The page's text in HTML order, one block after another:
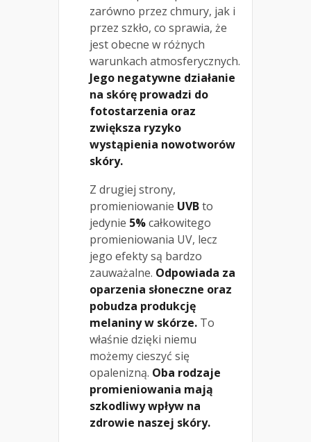
zarówno przez chmury, jak i
przez szkło, co sprawia, że
jest obecne w różnych
warunkach atmosferycznych.
Jego negatywne działanie
na skórę prowadzi do
fotostarzenia oraz
zwiększa ryzyko
wystąpienia nowotworów
skóry.
Z drugiej strony,
promieniowanie UVBto
jedynie 5%całkowitego
promieniowania UV, lecz
jego efekty są bardzo
zauważalne. Odpowiada za
oparzenia słoneczne oraz
pobudza produkcję
melaniny w skórze. To
właśnie dzięki niemu
możemy cieszyć się
opalenizną. Oba rodzaje
promieniowania mają
szkodliwy wpływ na
zdrowie naszej skóry.